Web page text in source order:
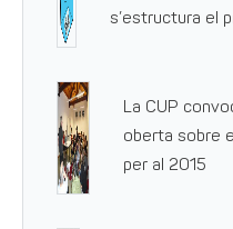
s’estructura el
La CUP
oberta sobre
per al 2015